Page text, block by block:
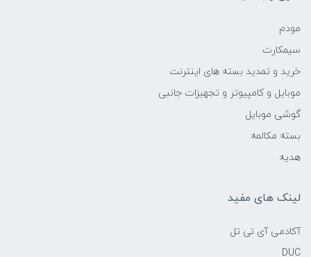
مودم
سیمکارت
خرید و تمدید بسته های اینترنت
موبایل و کامپیوتر و تجهیزات جانبی
گوشی موبایل
بسته مکالمه
هدیه
لینک های مفید
آکادمی آی تی تل
DUC